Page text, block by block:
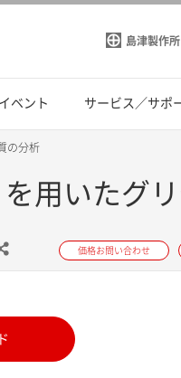
島津製作
ベント サービス／サポ
の分析
用いたグ
価格お問い合わせ